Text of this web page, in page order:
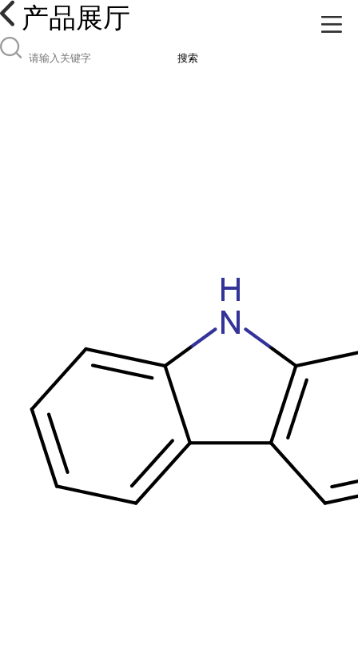
产品展厅
搜索